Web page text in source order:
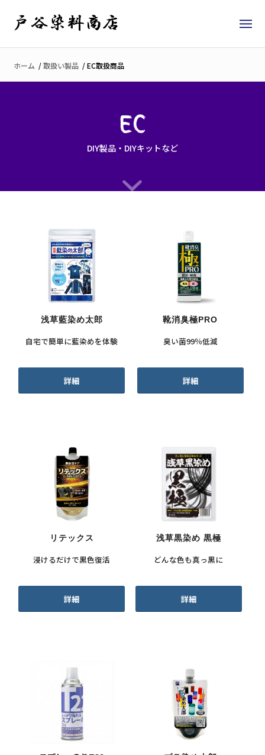
ホーム / 取扱い製品 / EC取扱商品
EC
DIY製品・DIYキットなど
浅草藍染め太郎
自宅で簡単に藍染めを体験
詳細
靴消臭極PRO
臭い菌99％低減
詳細
リテックス
浸けるだけで黒色復活
詳細
浅草黒染め 黒極
どんな色も真っ黒に
詳細